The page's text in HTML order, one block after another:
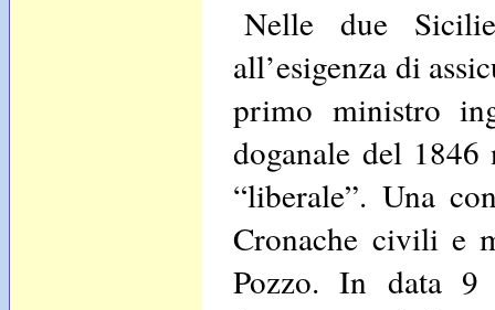
Nelle due
all’esigenza di
primo ministro
doganale del
“liberale”. Una
Cronache civili e
Pozzo. In data 9